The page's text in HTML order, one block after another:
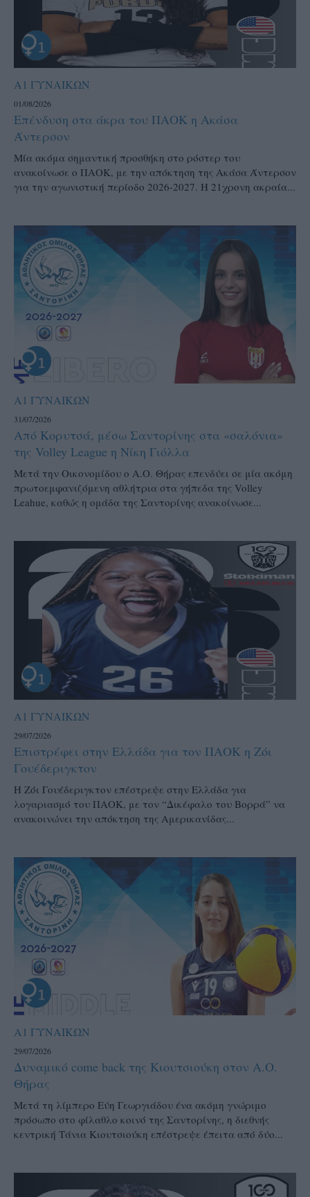
Α1 ΓΥΝΑΙΚΩΝ
01/08/2026
Επένδυση στα άκρα του ΠΑΟΚ η Ακάσα
Άντερσον
Μία ακόμα σημαντική προσθήκη στο ρόστερ του
ανακοίνωσε ο ΠΑΟΚ, με την απόκτηση της Ακάσα Άντερσον
για την αγωνιστική περίοδο 2026-2027. Η 21χρονη ακραία...
Α1 ΓΥΝΑΙΚΩΝ
31/07/2026
Από Κορυτσά, μέσω Σαντορίνης στα «σαλόνια»
της Volley League η Νίκη Γιόλλα
Μετά την Οικονομίδου ο Α.Ο. Θήρας επενδύει σε μία ακόμη
πρωτοεμφανιζόμενη αθλήτρια στα γήπεδα της Volley
Leahue, καθώς η ομάδα της Σαντορίνης ανακοίνωσε...
Α1 ΓΥΝΑΙΚΩΝ
29/07/2026
Επιστρέφει στην Ελλάδα για τον ΠΑΟΚ η Ζόι
Γουέδεριγκτον
Η Ζόι Γουέδεριγκτον επέστρεψε στην Ελλάδα για
λογαριασμό του ΠΑΟΚ, με τον “Δικέφαλο του Βορρά” να
ανακοινώνει την απόκτηση της Αμερικανίδας...
Α1 ΓΥΝΑΙΚΩΝ
29/07/2026
Δυναμικό come back της Κιουτσιούκη στον Α.Ο.
Θήρας
Μετά τη λίμπερο Εύη Γεωργιάδου ένα ακόμη γνώριμο
πρόσωπο στο φίλαθλο κοινό της Σαντορίνης, η διεθνής
κεντρική Τάνια Κιουτσιούκη επέστρεψε έπειτα από δύο...